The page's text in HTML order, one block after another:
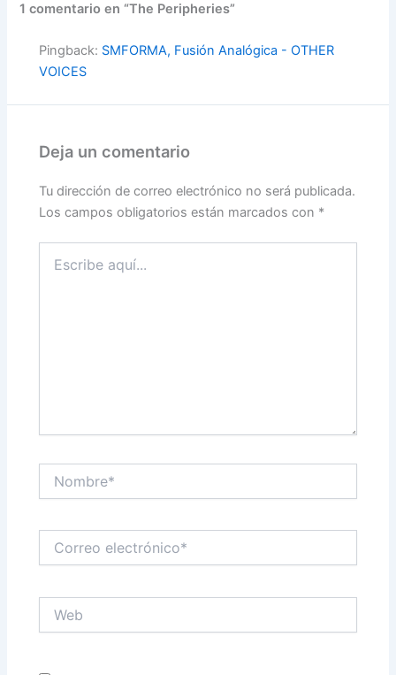
1 comentario en “The Peripheries”
Pingback: SMFORMA, Fusión Analógica - OTHER
VOICES
Deja un comentario
Tu dirección de correo electrónico no será publicada.
Los campos obligatorios están marcados con *
aquí...
electrónico*